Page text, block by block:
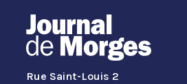
Rue Saint-Louis 2